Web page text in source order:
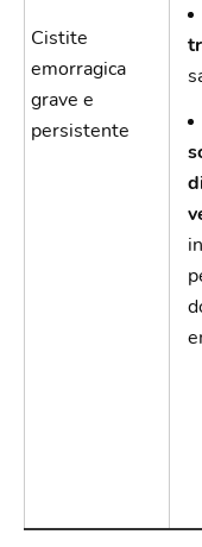
Cistite
emorragica
grave e
persistente